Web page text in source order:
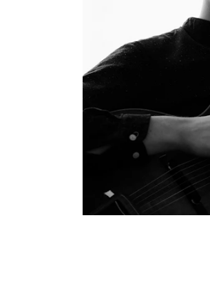
INTERNASJONALT
Utveksling
Internasjonal strategi
Samarbeidsprosjekter
Nettverk